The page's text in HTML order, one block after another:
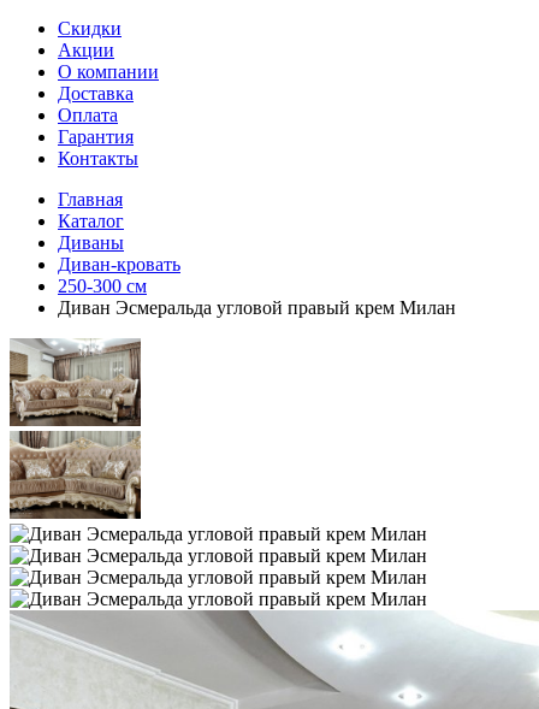
Скидки
Акции
О компании
Доставка
Оплата
Гарантия
Контакты
Главная
Каталог
Диваны
Диван-кровать
250-300 см
Диван Эсмеральда угловой правый крем Милан